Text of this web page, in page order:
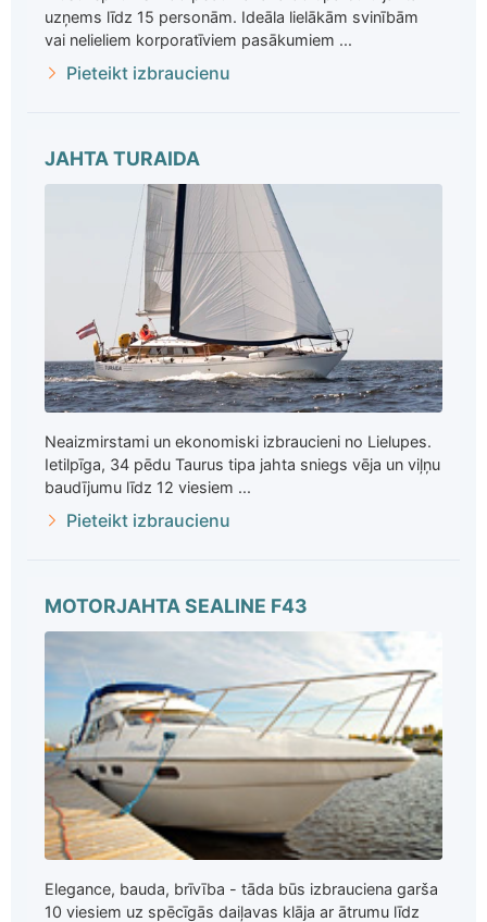
uzņems līdz 15 personām. Ideāla lielākām svinībām
vai nelieliem korporatīviem pasākumiem ...
Pieteikt izbraucienu
JAHTA TURAIDA
Neaizmirstami un ekonomiski izbraucieni no Lielupes.
Ietilpīga, 34 pēdu Taurus tipa jahta sniegs vēja un viļņu
baudījumu līdz 12 viesiem ...
Pieteikt izbraucienu
MOTORJAHTA SEALINE F43
Elegance, bauda, brīvība - tāda būs izbrauciena garša
10 viesiem uz spēcīgās daiļavas klāja ar ātrumu līdz